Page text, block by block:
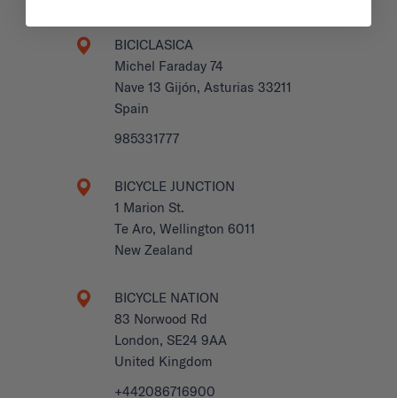
BICICLASICA
Michel Faraday 74
Nave 13 Gijón, Asturias 33211
Spain
985331777
BICYCLE JUNCTION
1 Marion St.
Te Aro, Wellington 6011
New Zealand
BICYCLE NATION
83 Norwood Rd
London, SE24 9AA
United Kingdom
+442086716900